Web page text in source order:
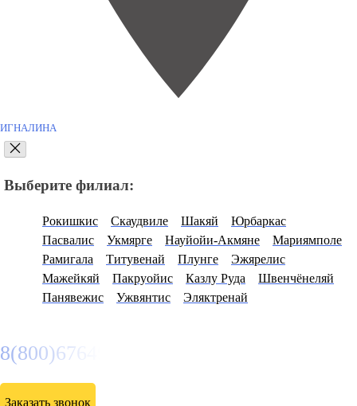
ИГНАЛИНА
Выберите филиал:
Рокишкис Скаудвиле Шакяй
Юрбаркас
Пасвалис
Укмярге Науйойи-Акмяне
Мариямполе
Рамигала
Титувенай Плунге
Эжярелис
Мажейкяй
Пакруойис Казлу Руда
Швенчёнеляй
Панявежис
Ужвянтис Эляктренай
8(800)6764935
Заказать звонок